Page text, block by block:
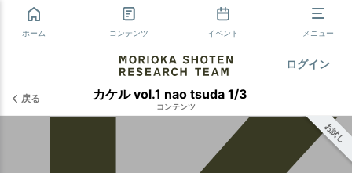
ホーム コンテンツ イベント メニュー
ログイン
戻る カケル vol.1 nao tsuda 1/3
コンテンツ
お試し